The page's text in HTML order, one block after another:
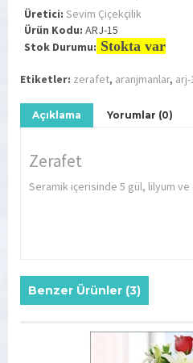
Üretici: Sevim Çiçekçilik
Ürün Kodu: ARJ-15
Stok Durumu: Stokta var
Etiketler: zerafet, aranjmanlar, arj-
Açıklama Yorumlar (0)
Zerafet
Seramik içerisinde 5 gül, lilyum
Benzer Ürünler (3)